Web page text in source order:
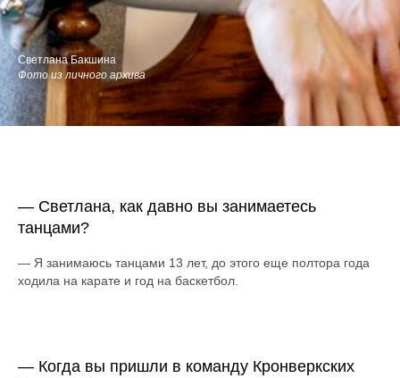
Светлана Бакшина
Фото из личного архива
— Светлана, как давно вы занимаетесь
танцами?
— Я занимаюсь танцами 13 лет, до этого еще полтора года
ходила на карате и год на баскетбол.
— Когда вы пришли в команду Кронверкских